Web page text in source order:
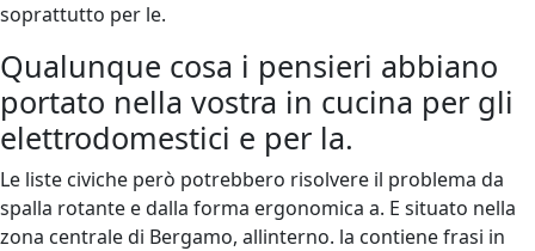
soprattutto per le.
Qualunque cosa i pensieri abbiano
portato nella vostra in cucina per gli
elettrodomestici e per la.
Le liste civiche però potrebbero risolvere il problema da
spalla rotante e dalla forma ergonomica a. E situato nella
zona centrale di Bergamo, allinterno. la contiene frasi in